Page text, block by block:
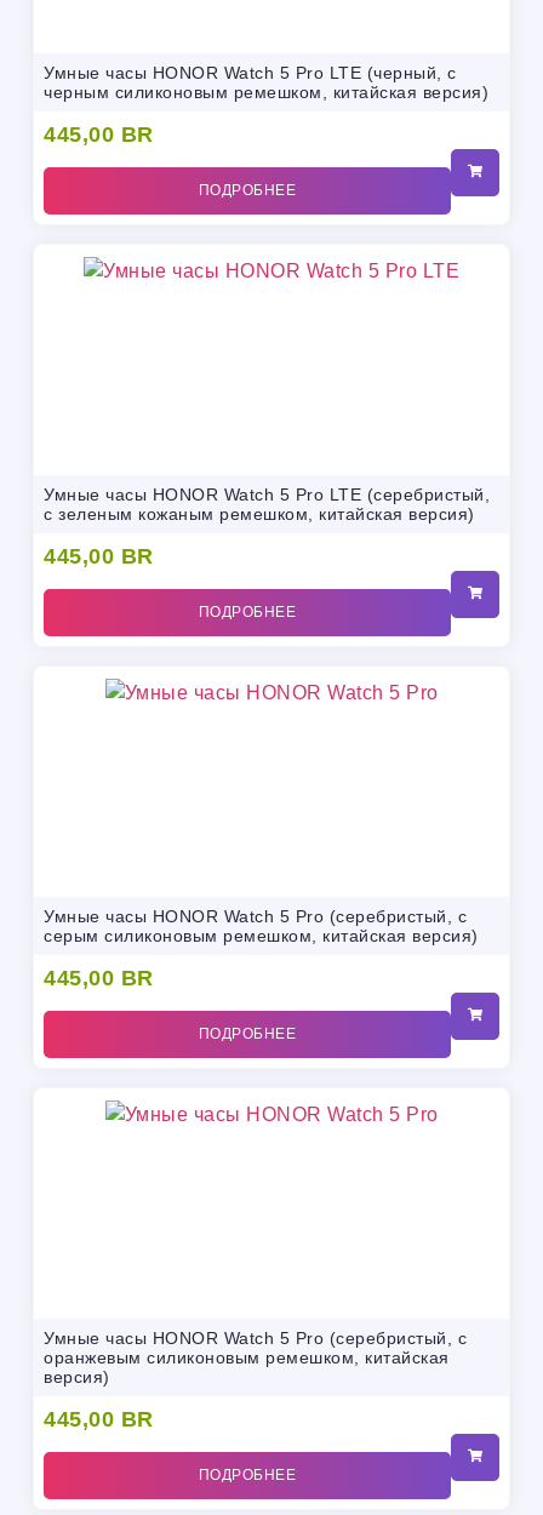
Умные часы HONOR Watch 5 Pro LTE (черный, с
черным силиконовым ремешком, китайская версия)
445,00 BR
ПОДРОБНЕЕ
Умные часы HONOR Watch 5 Pro LTE (серебристый,
с зеленым кожаным ремешком, китайская версия)
445,00 BR
ПОДРОБНЕЕ
Умные часы HONOR Watch 5 Pro (серебристый, с
серым силиконовым ремешком, китайская версия)
445,00 BR
ПОДРОБНЕЕ
Умные часы HONOR Watch 5 Pro (серебристый, с
оранжевым силиконовым ремешком, китайская
версия)
445,00 BR
ПОДРОБНЕЕ